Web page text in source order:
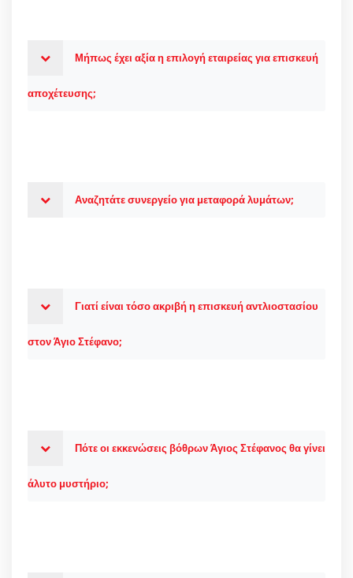
Μήπως έχει αξία η επιλογή εταιρείας για επισκευή
αποχέτευσης;
Αναζητάτε συνεργείο για μεταφορά λυμάτων;
Γιατί είναι τόσο ακριβή η επισκευή αντλιοστασίου
στον Άγιο Στέφανο;
Πότε οι εκκενώσεις βόθρων Άγιος Στέφανος θα γίνει
άλυτο μυστήριο;